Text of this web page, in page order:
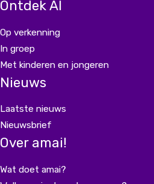
Ontdek AI
Op verkenning
In groep
Met kinderen en jongeren
Nieuws
Laatste nieuws
Nieuwsbrief
Over amai!
Wat doet amai?